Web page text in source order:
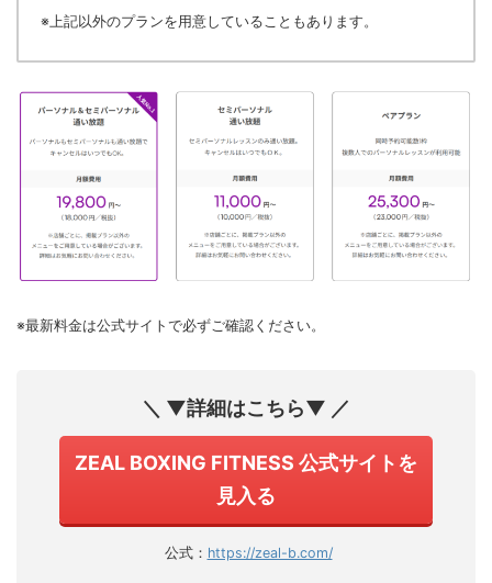
※上記以外のプランを用意していることもあります。
※最新料金は公式サイトで必ずご確認ください。
＼ ▼詳細はこちら▼ ／
ZEAL BOXING FITNESS 公式サイトを
見入る
公式： https://zeal-b.com/